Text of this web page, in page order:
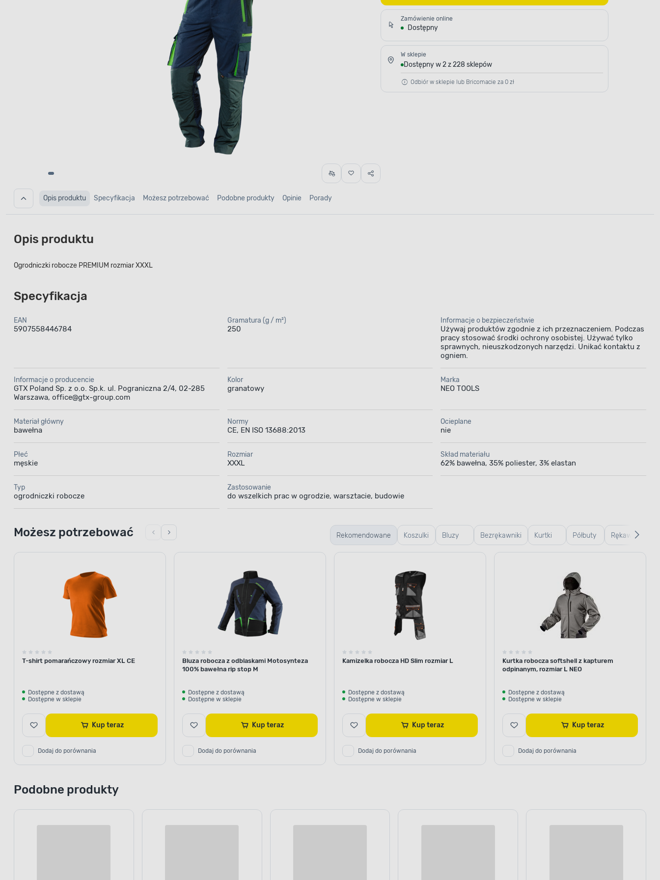
Zamówienie online
Dostępny
W sklepie
Dostępny w 2 z 228 sklepów
Odbiór w sklepie lub Bricomacie za 0 zł
Opis produktu Specyfikacja Możesz potrzebować Podobne produkty Opinie Porady
Opis produktu
Ogrodniczki robocze PREMIUM rozmiar XXXL
Specyfikacja
EAN
5907558446784
Gramatura (g / m²)
250
Informacje o bezpieczeństwie
Używaj produktów zgodnie z ich przeznaczeniem. Podczas
pracy stosować środki ochrony osobistej. Używać tylko
sprawnych, nieuszkodzonych narzędzi. Unikać kontaktu z
ogniem.
Informacje o producencie
GTX Poland Sp. z o.o. Sp.k. ul. Pograniczna 2/4, 02-285
Warszawa, office@gtx-group.com
Kolor
granatowy
Marka
NEO TOOLS
Materiał główny
bawełna
Normy
CE, EN ISO 13688:2013
Ocieplane
nie
Płeć
męskie
Rozmiar
XXXL
Skład materiału
62% bawełna, 35% poliester, 3% elastan
Typ
ogrodniczki robocze
Zastosowanie
do wszelkich prac w ogrodzie, warsztacie, budowie
Rekomendowane Koszulki Bluzy Bezrękawniki
robocze
Kurtki Półbuty Rękawice
Możesz potrzebować
T-shirt pomarańczowy rozmiar XL CE
Dostępne z dostawą
Dostępne w sklepie
Kup teraz
Dodaj do porównania
Bluza robocza z odblaskami Motosynteza
100% bawełna rip stop M
Dostępne z dostawą
Dostępne w sklepie
Kup teraz
Dodaj do porównania
Kamizelka robocza HD Slim rozmiar L
Dostępne z dostawą
Dostępne w sklepie
Kup teraz
Dodaj do porównania
Kurtka robocza softshell z kapturem
odpinanym, rozmiar L NEO
Dostępne z dostawą
Dostępne w sklepie
Kup teraz
Dodaj do porównania
Podobne produkty